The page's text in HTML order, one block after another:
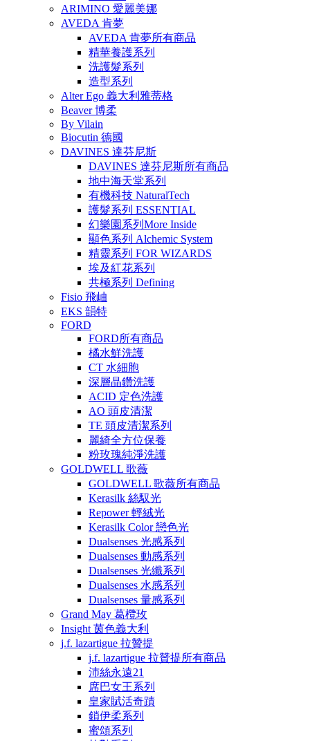
ARIMINO 愛麗美娜
AVEDA 肯夢
AVEDA 肯夢所有商品
精華養護系列
洗護髮系列
造型系列
Alter Ego 義大利雅蒂格
Beaver 博柔
By Vilain
Biocutin 德國
DAVINES 達芬尼斯
DAVINES 達芬尼斯所有商品
地中海天堂系列
有機科技 NaturalTech
護髮系列 ESSENTIAL
幻樂園系列More Inside
顯色系列 Alchemic System
精靈系列 FOR WIZARDS
埃及紅花系列
共極系列 Defining
Fisio 飛岫
EKS 韻特
FORD
FORD所有商品
橘水鮮洗護
CT 水細胞
深層晶鑽洗護
ACID 定色洗護
AO 頭皮清潔
TE 頭皮清潔系列
麗綺全方位保養
粉玫瑰純淨洗護
GOLDWELL 歌薇
GOLDWELL 歌薇所有商品
Kerasilk 絲馭光
Repower 輕絨光
Kerasilk Color 戀色光
Dualsenses 光感系列
Dualsenses 動感系列
Dualsenses 光纖系列
Dualsenses 水感系列
Dualsenses 量感系列
Grand May 葛欖玫
Insight 茵色義大利
j.f. lazartigue 拉贊提
j.f. lazartigue 拉贊提所有商品
沛絲永遠21
席巴女王系列
皇家賦活奇蹟
鎖伊柔系列
蜜頌系列